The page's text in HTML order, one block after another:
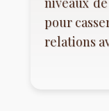
pour
relations